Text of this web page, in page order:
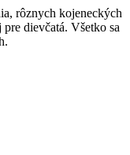
rôznych kojeneckých
dievčatá. Všetko sa